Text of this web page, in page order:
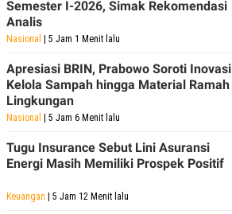
Semester I-2026, Simak Rekomendasi
Analis
Nasional | 5 Jam 1 Menit lalu
Apresiasi BRIN, Prabowo Soroti Inovasi
Kelola Sampah hingga Material Ramah
Lingkungan
Nasional | 5 Jam 6 Menit lalu
Tugu Insurance Sebut Lini Asuransi
Energi Masih Memiliki Prospek Positif
Keuangan | 5 Jam 12 Menit lalu